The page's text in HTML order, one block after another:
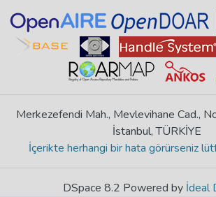
Merkezefendi Mah., Mevlevihane Cad.,
İstanbul, TÜRKİYE
İçerikte herhangi bir hata görürseniz
DSpace 8.2 Powered by İdeal